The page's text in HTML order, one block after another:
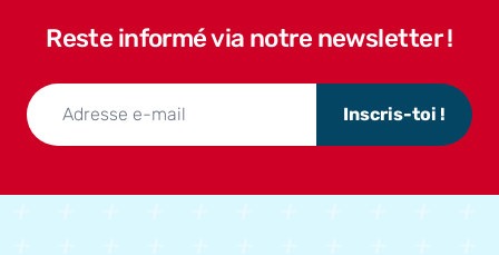
Reste informé via notre newsletter !
Inscris-toi !